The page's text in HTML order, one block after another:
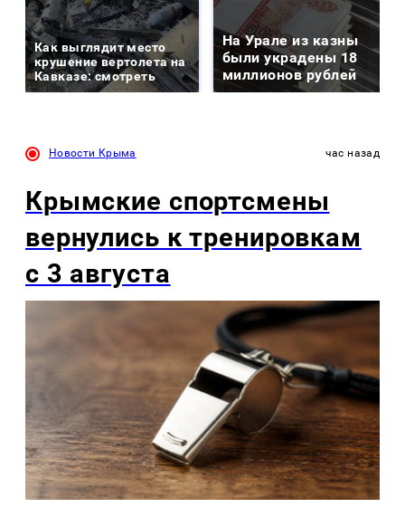
Как выглядит место
крушение вертолета на
Кавказе: смотреть
На Урале из казны
были украдены 18
миллионов рублей
Новости Крыма час назад
Крымские спортсмены
вернулись к тренировкам
с 3 августа